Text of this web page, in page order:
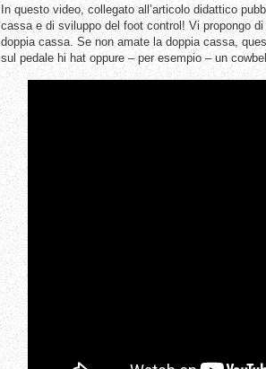
In questo video, collegato all’articolo didattico
cassa e di sviluppo del foot control! Vi propongo
doppia cassa. Se non amate la doppia cassa,
sul pedale hi hat oppure – per esempio – un